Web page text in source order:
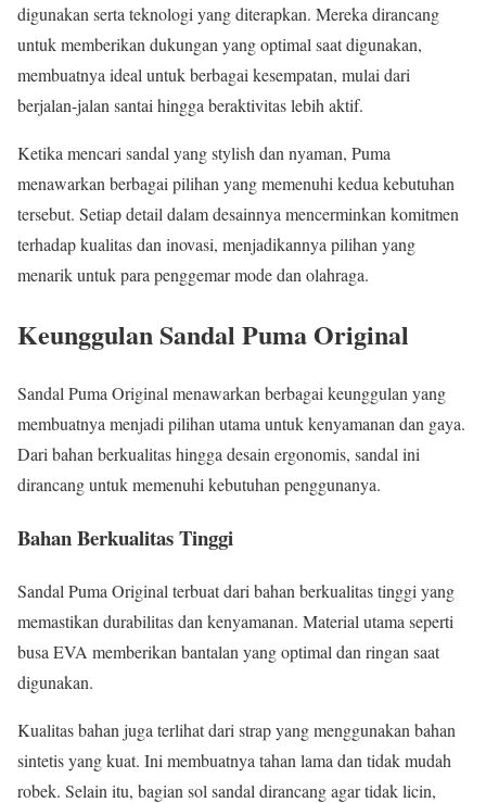
digunakan serta teknologi yang diterapkan. Mereka dirancang
untuk memberikan dukungan yang optimal saat digunakan,
membuatnya ideal untuk berbagai kesempatan, mulai dari
berjalan-jalan santai hingga beraktivitas lebih aktif.
Ketika mencari sandal yang stylish dan nyaman, Puma
menawarkan berbagai pilihan yang memenuhi kedua kebutuhan
tersebut. Setiap detail dalam desainnya mencerminkan komitmen
terhadap kualitas dan inovasi, menjadikannya pilihan yang
menarik untuk para penggemar mode dan olahraga.
Keunggulan Sandal Puma Original
Sandal Puma Original menawarkan berbagai keunggulan yang
membuatnya menjadi pilihan utama untuk kenyamanan dan gaya.
Dari bahan berkualitas hingga desain ergonomis, sandal ini
dirancang untuk memenuhi kebutuhan penggunanya.
Bahan Berkualitas Tinggi
Sandal Puma Original terbuat dari bahan berkualitas tinggi yang
memastikan durabilitas dan kenyamanan. Material utama seperti
busa EVA memberikan bantalan yang optimal dan ringan saat
digunakan.
Kualitas bahan juga terlihat dari strap yang menggunakan bahan
sintetis yang kuat. Ini membuatnya tahan lama dan tidak mudah
robek. Selain itu, bagian sol sandal dirancang agar tidak licin,